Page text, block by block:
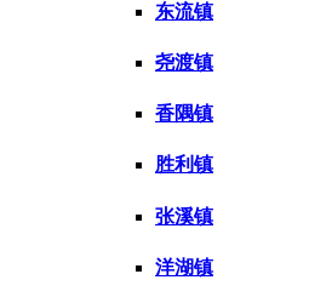
东流镇
尧渡镇
香隅镇
胜利镇
张溪镇
洋湖镇